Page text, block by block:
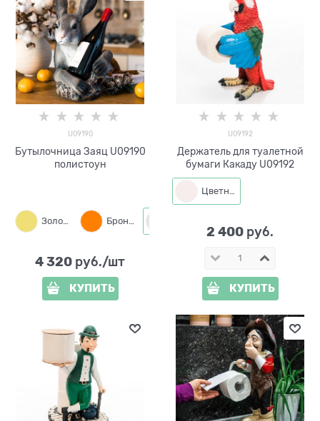
U09190
Бутылочница Заяц U09190
полистоун
Золото Бронза
4 320 руб./шт
КУПИТЬ
U09192
Держатель для туалетной
бумаги Какаду U09192
Цветная
2 400 руб.
КУПИТЬ